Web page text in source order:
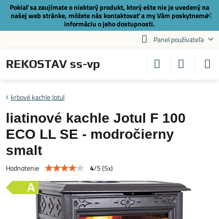
✕
Pokiaľ sa zaujímate o niektorý produkt, ktorý ešte nie je uvedený na
našej web stránke, môžete nás kontaktovaťa my Vám poskytneme
informáciu o jeho dostupnosti.
Panel používateľa
REKOSTAV ss-vp
krbové kachle Jotul
liatinové kachle Jotul F 100
ECO LL SE - modročierny
smalt
Hodnotenie 4/5(5x)